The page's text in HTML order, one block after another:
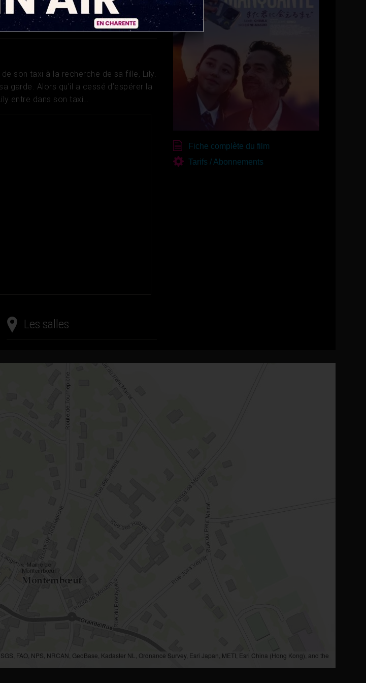
son taxi à la recherche de sa fille, Lily.
garde. Alors qu’il a cessé d’espérer la
entre dans son taxi…
Les salles
Fiche complète du film
Tarifs / Abonnements
FAO, NPS, NRCAN, GeoBase, Kadaster NL, Ordnance Survey, Esri Japan, METI, Esri China (Hong Kong), and the